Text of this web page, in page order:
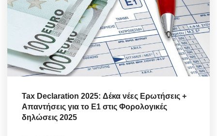
Tax Declaration 2025: Δέκα νέες Ερωτήσεις +
Απαντήσεις για το Ε1 στις Φορολογικές
δηλώσεις 2025